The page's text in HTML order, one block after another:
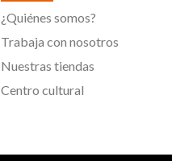
¿Quiénes somos?
Trabaja con nosotros
Nuestras tiendas
Centro cultural